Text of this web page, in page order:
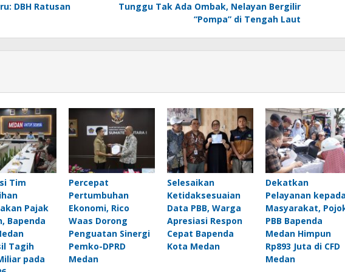
DBH Ratusan
Tunggu Tak Ada Ombak, Nelayan Bergilir
“Pompa” di Tengah Laut
Tim
Pajak
Bapenda
Tagih
pada
Percepat
Pertumbuhan
Ekonomi, Rico
Waas Dorong
Penguatan Sinergi
Pemko-DPRD
Medan
Selesaikan
Ketidaksesuaian
Data PBB, Warga
Apresiasi Respon
Cepat Bapenda
Kota Medan
Dekatkan
Pelayanan
Masyarakat,
PBB Bapenda
Medan Himpun
Rp893 Juta di CFD
Medan